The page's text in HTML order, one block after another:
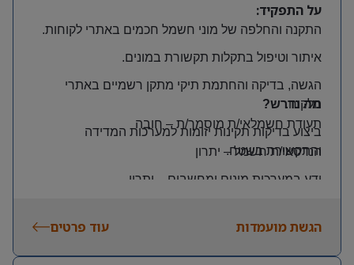
על התפקיד:
התקנה והחלפה של מוני חשמל חכמים באתרי לקוחות.
איתור וטיפול בתקלות תקשורת במונים.
הגשה, בדיקה והחתמת תיקי מתקן רשמיים באתרי
הלקוח.
ביצוע בדיקות תקינות יזומות למערכות המדידה
והתקשורת בשטח.
מה נדרש?
תעודת חשמלאי/ת מוסמך/ת – חובה
הנדסאי/ת חשמל– יתרון
ידע במערכות מונים ומחשבים יתרון
היקף משרה:
משרה מלאה | ימים: א’-ה’ | שעות: 8:00–17:00
הגשת מועמדות עוד פרטים